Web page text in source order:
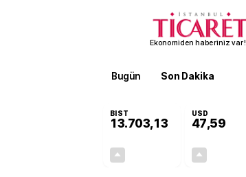
Ekonomiden haberiniz var!
Bugün Son Dakika
BIST
13.703,13
USD
47,59